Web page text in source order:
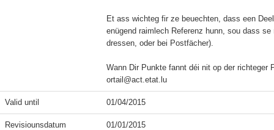
Et ass wichteg fir ze beuechten, dass een
enügend raimlech Referenz hunn, sou dass
dressen, oder bei Postfächer).
Wann Dir Punkte fannt déi nit op der
ortail@act.etat.lu
Valid until 01/04/2015
Revisiounsdatum 01/01/2015